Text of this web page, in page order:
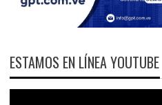
ESTAMOS EN LÍNEA YOUTUBE